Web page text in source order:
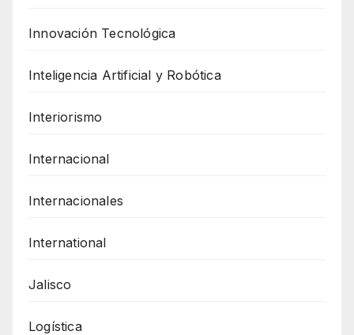
Innovación Tecnológica
Inteligencia Artificial y Robótica
Interiorismo
Internacional
Internacionales
International
Jalisco
Logística